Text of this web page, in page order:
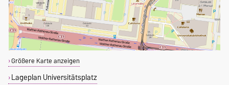
Größere Karte anzeigen
Lageplan Universitätsplatz